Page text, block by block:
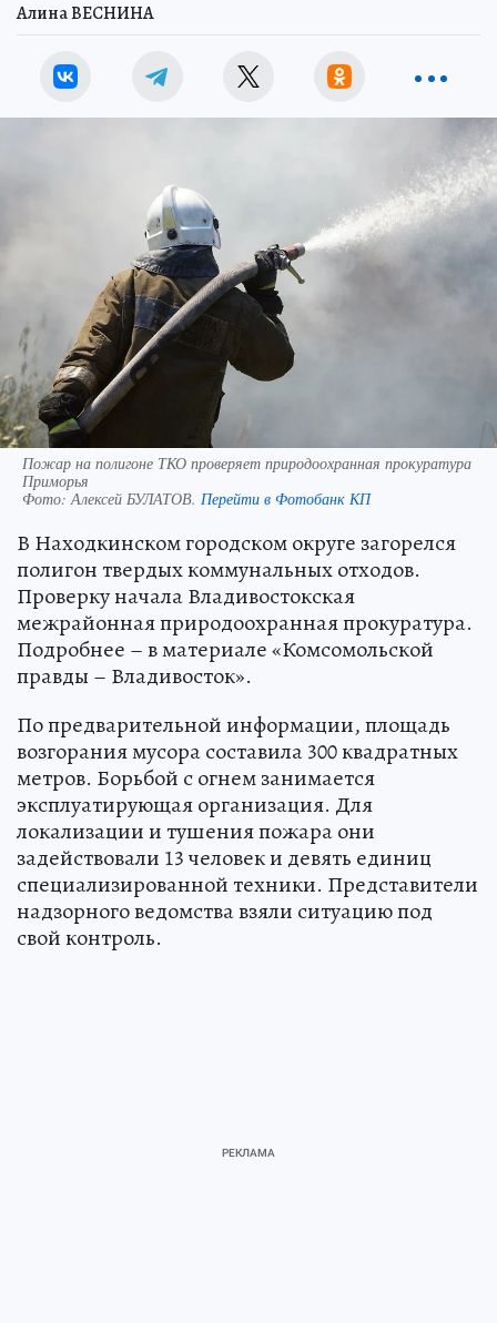
Алина ВЕСНИНА
Пожар на полигоне ТКО проверяет природоохранная прокуратура
Приморья
Фото: Алексей БУЛАТОВ. Перейти в Фотобанк КП
В Находкинском городском округе загорелся
полигон твердых коммунальных отходов.
Проверку начала Владивостокская
межрайонная природоохранная прокуратура.
Подробнее – в материале «Комсомольской
правды – Владивосток».
По предварительной информации, площадь
возгорания мусора составила 300 квадратных
метров. Борьбой с огнем занимается
эксплуатирующая организация. Для
локализации и тушения пожара они
задействовали 13 человек и девять единиц
специализированной техники. Представители
надзорного ведомства взяли ситуацию под
свой контроль.